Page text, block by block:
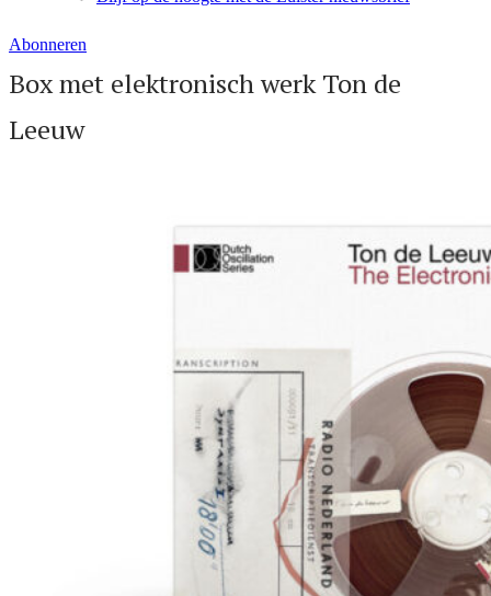
Abonneren
Box met elektronisch werk Ton de
Leeuw